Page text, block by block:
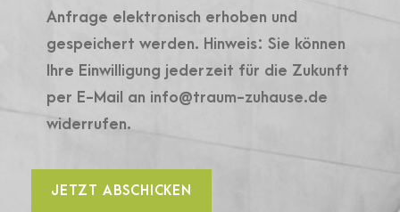
Anfrage elektronisch erhoben und
gespeichert werden. Hinweis: Sie können
Ihre Einwilligung jederzeit für die Zukunft
per E-Mail an info@traum-zuhause.de
widerrufen.